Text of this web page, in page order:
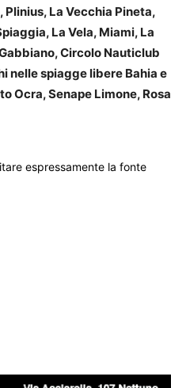
Plinius, La Vecchia Pineta,
La Vela, Miami, La
Circolo Nauticlub
nelle spiagge libere Bahia e
Ocra, Senape Limone, Rosa
espressamente la fonte